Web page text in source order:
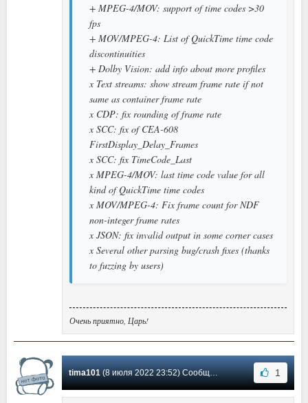
+ MPEG-4/MOV: support of time codes >30
fps
+ MOV/MPEG-4: List of QuickTime time code
discontinuities
+ Dolby Vision: add info about more profiles
x Text streams: show stream frame rate if not
same as container frame rate
x CDP: fix rounding of frame rate
x SCC: fix of CEA-608
FirstDisplay_Delay_Frames
x SCC: fix TimeCode_Last
x MPEG-4/MOV: last time code value for all
kind of QuickTime time codes
x MOV/MPEG-4: Fix frame count for NDF
non-integer frame rates
x JSON: fix invalid output in some corner cases
x Several other parsing bug/crash fixes (thanks
to fuzzing by users)
Очень приятно, Царь!
tima101(8 июля 2022 23:52) Сообщение #398 1